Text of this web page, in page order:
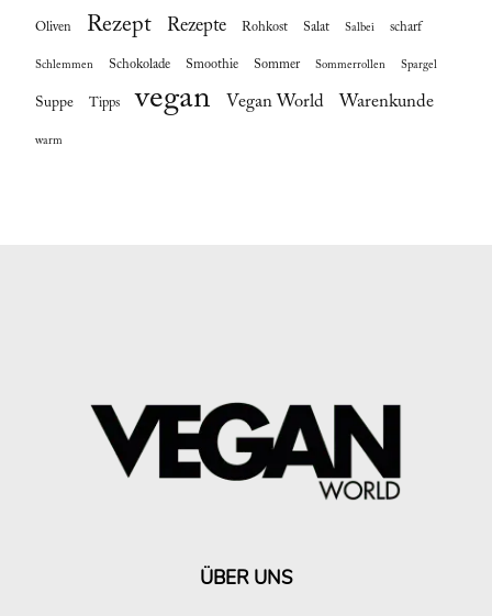
Oliven Rezept Rezepte Rohkost Salat Salbei scharf
Schlemmen Schokolade Smoothie Sommer Sommerrollen Spargel
Suppe Tipps vegan Vegan World Warenkunde
warm
ÜBER UNS